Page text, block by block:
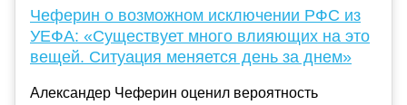
Чеферин о возможном исключении РФС из
УЕФА: «Существует много влияющих на это
вещей. Ситуация меняется день за днем»
Александер Чеферин оценил вероятность